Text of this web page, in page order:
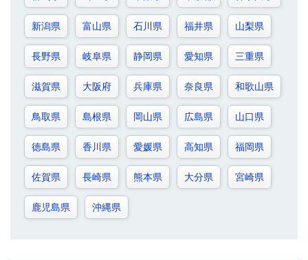
新潟県 富山県 石川県 福井県 山梨県
長野県 岐阜県 静岡県 愛知県 三重県
滋賀県 大阪府 兵庫県 奈良県 和歌山県
鳥取県 島根県 岡山県 広島県 山口県
徳島県 香川県 愛媛県 高知県 福岡県
佐賀県 長崎県 熊本県 大分県 宮崎県
鹿児島県 沖縄県